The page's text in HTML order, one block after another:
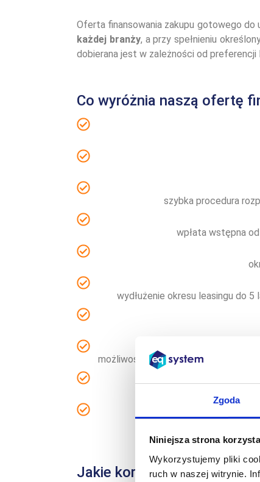
Zgoda
Niniejsza strona
Wykorzystujemy pliki
ruch w naszej witrynie.
Oferta finansowania zakupu gotowego
każdej branży, a przy spełnieniu
dobierana jest w zależności od
Co wyróżnia naszą ofertę
szybka procedura
wpłata wstępna
wydłużenie okresu leasingu do
możliwość ustalenia indywidualnych
Jakie korzyści daje leasing